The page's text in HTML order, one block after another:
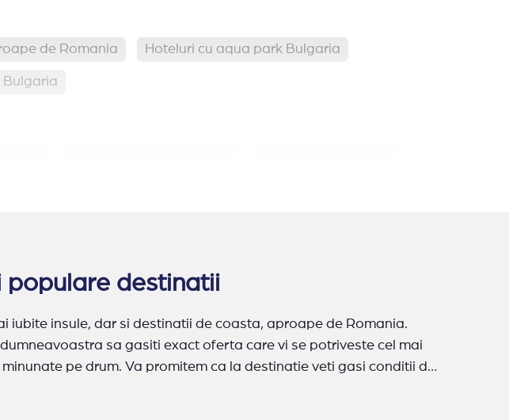
de Romania Hoteluri cu aqua park Bulgaria
Bulgaria
populare destinatii
iubite insule, dar si destinatii de coasta, aproape de Romania.
sa gasiti exact oferta care vi se potriveste cel mai
pe drum. Va promitem ca la destinatie veti gasi conditii de